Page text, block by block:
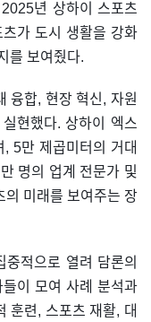
년 상하이 스포츠
가 도시 생활을 강화
를 보여줬다.
융합, 현장 혁신, 자원
현했다. 상하이 엑스
5만 제곱미터의 거대
명의 업계 전문가 및
의 미래를 보여주는 장
적으로 열려 담론의
이 모여 사례 분석과
훈련, 스포츠 재활, 대